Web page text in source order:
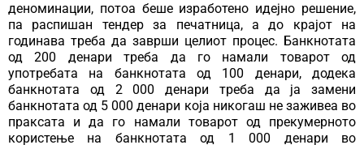
деноминации, потоа беше изработено идејно решение,
па распишан тендер за печатница, а до крајот на
годинава треба да заврши целиот процес. Банкнотата
од 200 денари треба да го намали товарот од
употребата на банкнотата од 100 денари, додека
банкнотата од 2 000 денари треба да ја замени
банкнотата од 5 000 денари која никогаш не заживеа во
праксата и да го намали товарот од прекумерното
користење на банкнотата од 1 000 денари во